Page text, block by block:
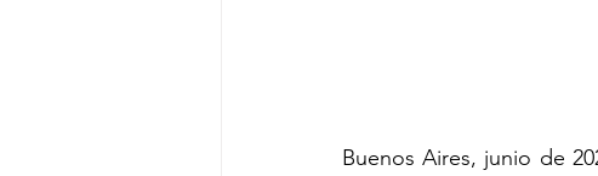
Buenos Aires, junio de